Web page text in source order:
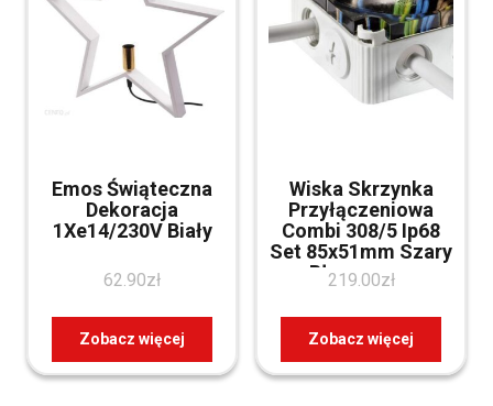
Emos Świąteczna
Dekoracja
1Xe14/230V Biały
62.90zł
Zobacz więcej
Wiska Skrzynka
Przyłączeniowa
Combi 308/5 Ip68
Set 85x51mm Szary
Błyszczący
219.00zł
Zobacz więcej